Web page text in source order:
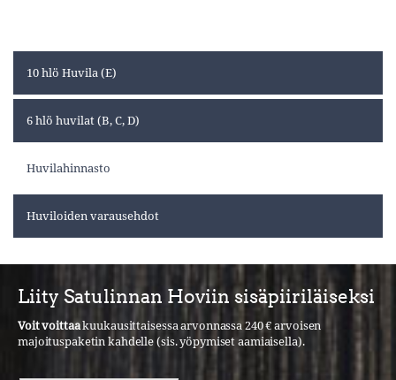
10 hlö Huvila (E)
6 hlö huvilat (B, C, D)
Huvilahinnasto
Huviloiden varausehdot
Liity Satulinnan Hoviin sisäpiiriläiseksi
Voit voittaakuukausittaisessa arvonnassa 240 € arvoisen
majoituspaketin kahdelle (sis. yöpymiset aamiaisella).